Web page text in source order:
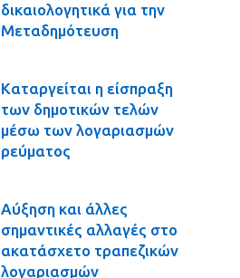
δικαιολογητικά για την
Μεταδημότευση
Καταργείται η είσπραξη
των δημοτικών τελών
μέσω των λογαριασμών
ρεύματος
Αύξηση και άλλες
σημαντικές αλλαγές στο
ακατάσχετο τραπεζικών
λογαριασμών